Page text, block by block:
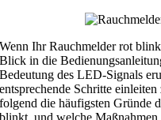
Wenn Ihr Rauchmelder rot
Blick in die
Bedeutung des LED-Signals
entsprechende Schritte
folgend die häufigsten Gründe
blinkt, und welche Maßnahmen